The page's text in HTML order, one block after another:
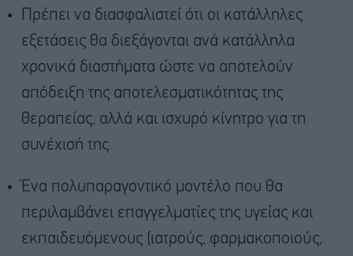
Πρέπει να διασφαλιστεί ότι οι κατάλληλες
εξετάσεις θα διεξάγονται ανά κατάλληλα
χρονικά διαστήματα ώστε να αποτελούν
απόδειξη της αποτελεσματικότητας της
θεραπείας, αλλά και ισχυρό κίνητρο για τη
συνέχισή της.
Ένα πολυπαραγοντικό μοντέλο που θα
περιλαμβάνει επαγγελματίες της υγείας και
εκπαιδευόμενους (ιατρούς, φαρμακοποιούς,